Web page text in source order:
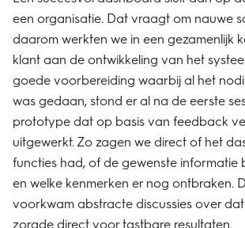
een organisatie. Dat vraagt om nauwe
daarom werkten we in een gezamenlijk
klant aan de ontwikkeling van het
goede voorbereiding waarbij al het
was gedaan, stond er al na de eerste
prototype dat op basis van feedback
uitgewerkt. Zo zagen we direct of het
functies had, of de gewenste informatie
en welke kenmerken er nog ontbraken.
voorkwam abstracte discussies over
zorgde direct voor tastbare resultaten.